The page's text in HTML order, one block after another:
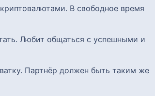
В свободное время
Любит общаться с успешными и
Партнёр должен быть таким же